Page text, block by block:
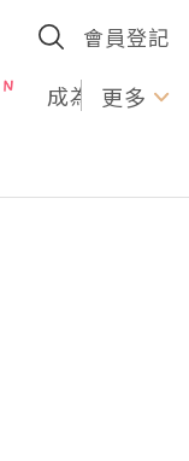
會員登記
成為U更多